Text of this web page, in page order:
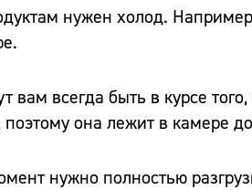
нужен холод.
всегда быть в курсе
она лежит в камере
нужно полностью